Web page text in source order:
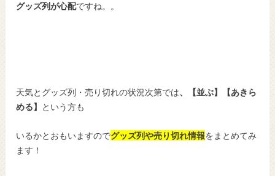
グッズ列が心配ですね。。
天気とグッズ列・売り切れの状況次第では、【並ぶ】【あきら
める】
という方も
いるかとおもいますのでグッズ列や売り切れ情報をまとめてみ
ます！